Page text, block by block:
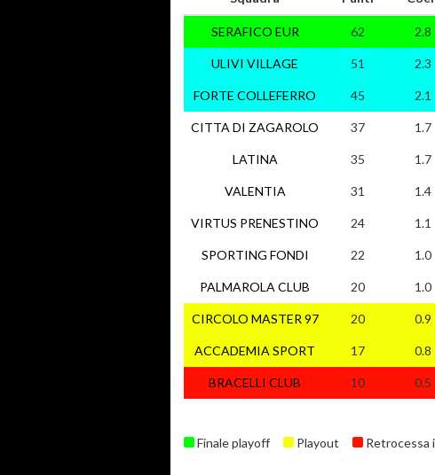
SERAFICO EUR
ULIVI VILLAGE
FORTE COLLEFERRO
CITTA DI ZAGAROLO
LATINA
VALENTIA
VIRTUS PRENESTINO
SPORTING FONDI
PALMAROLA CLUB
CIRCOLO MASTER 97
ACCADEMIA SPORT
BRACELLI CLUB
62 2.8
51 2.3
45 2.1
37 1.7
35 1.7
31 1.4
24 1.1
22 1.0
20 1.0
20 0.9
17 0.8
10 0.5
Finale playoff Playout Retrocessa